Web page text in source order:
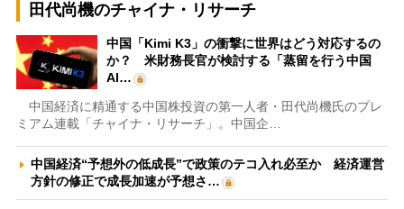
田代尚機のチャイナ・リサーチ
中国「Kimi K3」の衝撃に世界はどう対応するの
か？ 米財務長官が検討する「蒸留を行う中国
AI…
中国経済に精通する中国株投資の第一人者・田代尚機氏のプレ
ミアム連載「チャイナ・リサーチ」。中国企…
中国経済“予想外の低成長”で政策のテコ入れ必至か 経済運営
方針の修正で成長加速が予想さ…